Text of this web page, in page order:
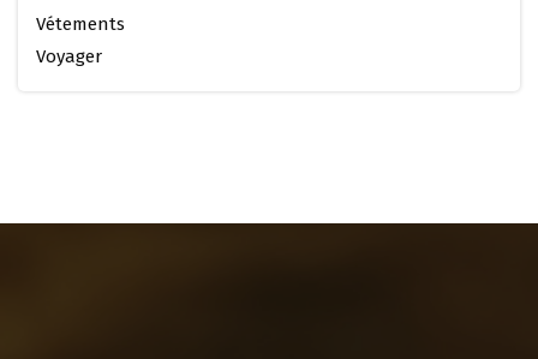
Vétements
Voyager